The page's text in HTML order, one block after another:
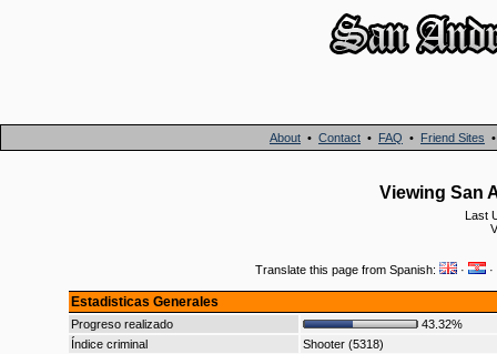
About • Contact • FAQ • Friend Sites
Viewing San
Last
Translate this page from Spanish: · ·
Estadisticas Generales
Progreso realizado
43.32%
Índice criminal
Shooter (5318)